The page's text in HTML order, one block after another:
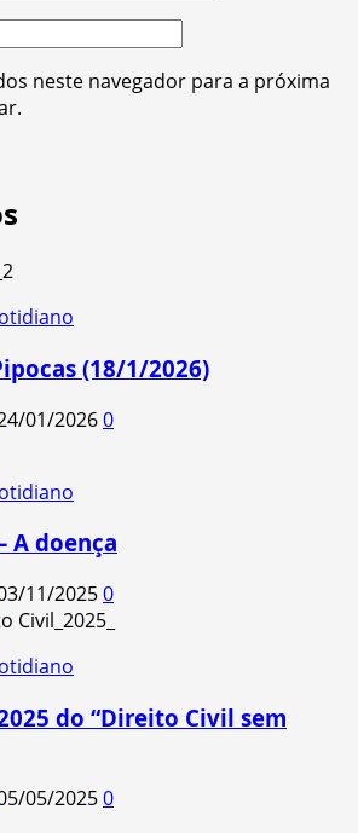
neste navegador para a próxima
(18/1/2026)
01/20260
A doença
11/20250
do “Direito Civil sem
05/20250